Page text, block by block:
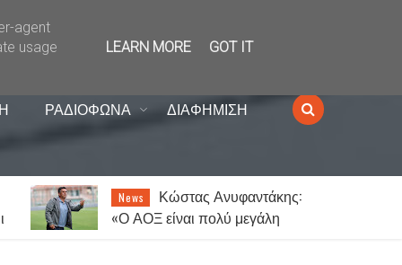
ΡΑΔΙΟΦΩΝΑ ΔΙΑΦΗΜΙΣΗ
News
Κώστας Ανυφαντάκης:
«Ο ΑΟΞ είναι πολύ μεγάλη
agent
usage
LEARN MORE GOT IT